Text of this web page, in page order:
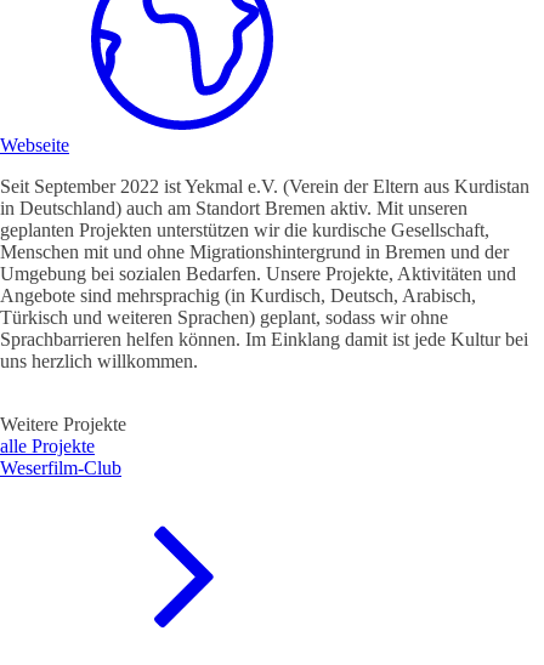
Webseite
Seit September 2022 ist Yekmal e.V. (Verein der Eltern aus Kurdistan
in Deutschland) auch am Standort Bremen aktiv. Mit unseren
geplanten Projekten unterstützen wir die kurdische Gesellschaft,
Menschen mit und ohne Migrationshintergrund in Bremen und der
Umgebung bei sozialen Bedarfen. Unsere Projekte, Aktivitäten und
Angebote sind mehrsprachig (in Kurdisch, Deutsch, Arabisch,
Türkisch und weiteren Sprachen) geplant, sodass wir ohne
Sprachbarrieren helfen können. Im Einklang damit ist jede Kultur bei
uns herzlich willkommen.
Weitere Projekte
alle Projekte
Weserfilm-Club